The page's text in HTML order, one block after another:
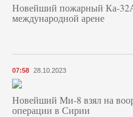
Новейший пожарный Ка-
международной арене
07:58 28.10.2023
Новейший Ми-8 взял на
операции в Сирии